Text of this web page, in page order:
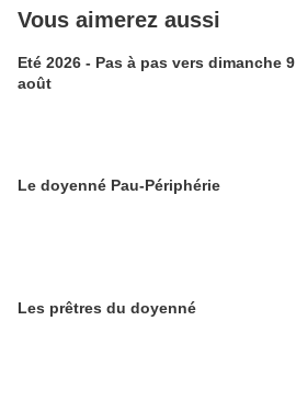
Vous aimerez aussi
Eté 2026 - Pas à pas vers dimanche 9
août
Le doyenné Pau-Périphérie
Les prêtres du doyenné